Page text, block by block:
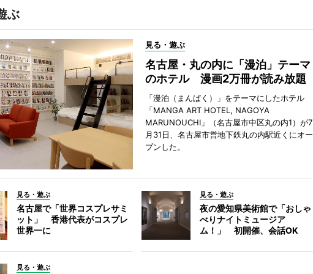
ぶ
見る・遊ぶ
名古屋・丸の内に「漫泊」テーマ
のホテル 漫画2万冊が読み放題
「漫泊（まんぱく）」をテーマにしたホテル
「MANGA ART HOTEL, NAGOYA
MARUNOUCHI」（名古屋市中区丸の内1）が7
月31日、名古屋市営地下鉄丸の内駅近くにオー
プンした。
見る・遊ぶ
名古屋で「世界コスプレサミ
ット」 香港代表がコスプレ
世界一に
見る・遊ぶ
夜の愛知県美術館で「おしゃ
べりナイトミュージア
ム！」 初開催、会話OK
見る・遊ぶ